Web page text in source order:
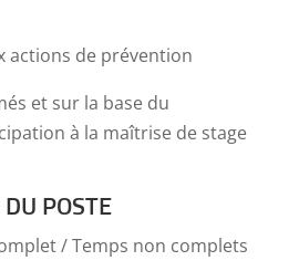
actions de prévention
et sur la base du
à la maîtrise de stage
POSTE
/ Temps non complets